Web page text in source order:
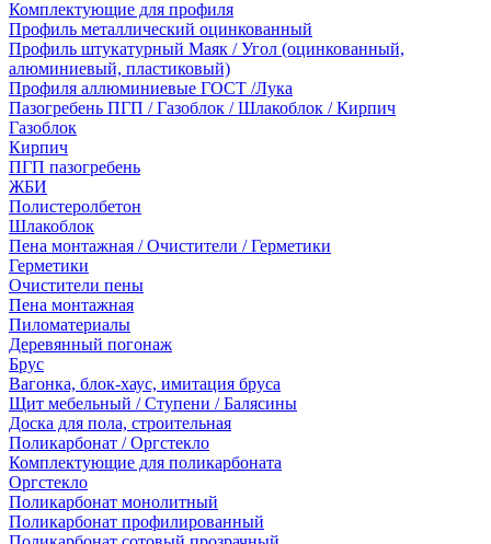
Комплектующие для профиля
Профиль металлический оцинкованный
Профиль штукатурный Маяк / Угол (оцинкованный,
алюминиевый, пластиковый)
Профиля аллюминиевые ГОСТ /Лука
Пазогребень ПГП / Газоблок / Шлакоблок / Кирпич
Газоблок
Кирпич
ПГП пазогребень
ЖБИ
Полистеролбетон
Шлакоблок
Пена монтажная / Очистители / Герметики
Герметики
Очистители пены
Пена монтажная
Пиломатериалы
Деревянный погонаж
Брус
Вагонка, блок-хаус, имитация бруса
Щит мебельный / Ступени / Балясины
Доска для пола, строительная
Поликарбонат / Оргстекло
Комплектующие для поликарбоната
Оргстекло
Поликарбонат монолитный
Поликарбонат профилированный